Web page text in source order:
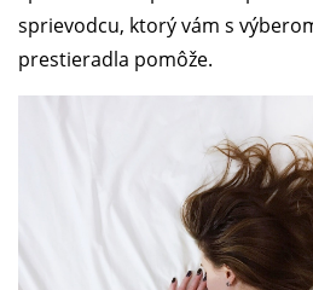
sprievodcu, ktorý vám s
prestieradla pomôže.